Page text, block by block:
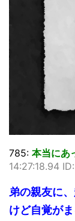
785: 本当にあ
14:27:18.94 ID:
弟の親友に
けど自覚が